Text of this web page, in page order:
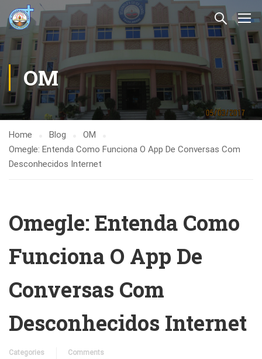
OM
Home Blog
OM
Omegle: Entenda Como Funciona O App De Conversas Com
Desconhecidos Internet
Omegle: Entenda Como
Funciona O App De
Conversas Com
Desconhecidos Internet
Categories
Comments